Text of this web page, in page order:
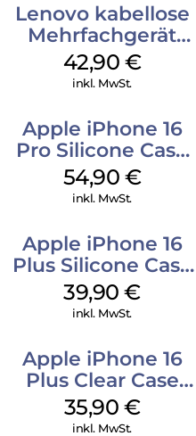
Lenovo kabellose
Mehrfachgerät
Luna Grey
42,90 €
inkl. MwSt.
Apple iPhone 16
Pro Silicone Case
MagSafe Black
54,90 €
inkl. MwSt.
Apple iPhone 16
Plus Silicone Case
MagSafe Plum
39,90€
inkl. MwSt.
Apple iPhone 16
Plus Clear Case
MagSafe
Transparent
35,90 €
inkl. MwSt.